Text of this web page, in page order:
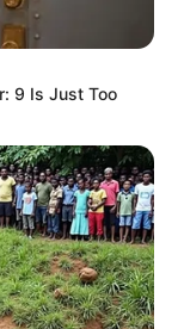
9 Is Just Too